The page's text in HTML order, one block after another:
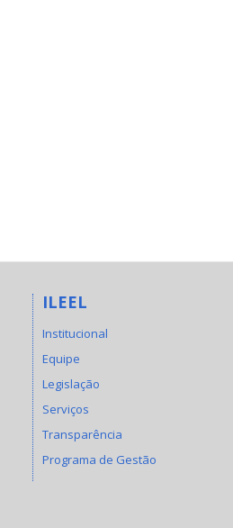
ILEEL
Institucional
Equipe
Legislação
Serviços
Transparência
Programa de Gestão